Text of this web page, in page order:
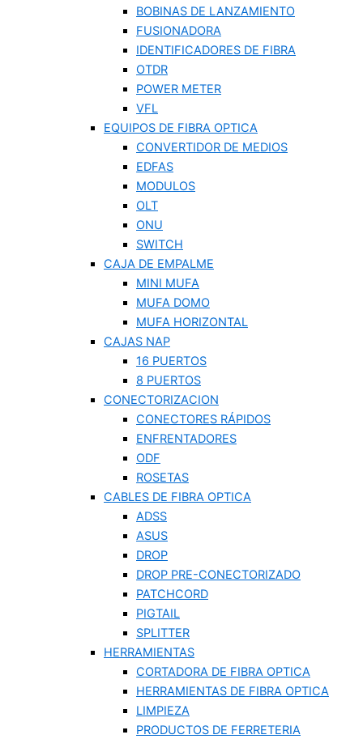
BOBINAS DE LANZAMIENTO
FUSIONADORA
IDENTIFICADORES DE FIBRA
OTDR
POWER METER
VFL
EQUIPOS DE FIBRA OPTICA
CONVERTIDOR DE MEDIOS
EDFAS
MODULOS
OLT
ONU
SWITCH
CAJA DE EMPALME
MINI MUFA
MUFA DOMO
MUFA HORIZONTAL
CAJAS NAP
16 PUERTOS
8 PUERTOS
CONECTORIZACION
CONECTORES RÁPIDOS
ENFRENTADORES
ODF
ROSETAS
CABLES DE FIBRA OPTICA
ADSS
ASUS
DROP
DROP PRE-CONECTORIZADO
PATCHCORD
PIGTAIL
SPLITTER
HERRAMIENTAS
CORTADORA DE FIBRA OPTICA
HERRAMIENTAS DE FIBRA OPTICA
LIMPIEZA
PRODUCTOS DE FERRETERIA